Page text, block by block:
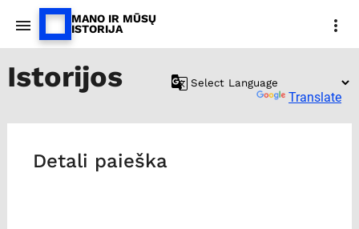
menu
MANO IR MŪSŲ
ISTORIJA
more_vert
Istorijos
Powered by Translate
Detali paieška